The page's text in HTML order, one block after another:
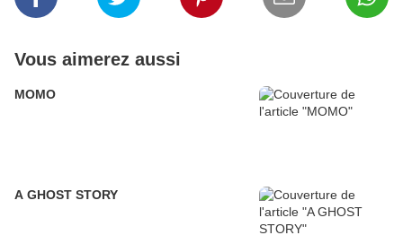
Vous aimerez aussi
MOMO
A GHOST STORY